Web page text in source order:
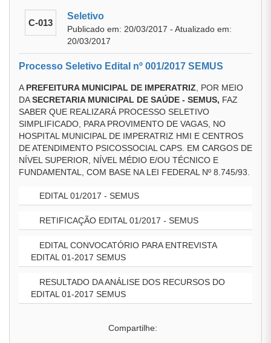
C-013
Seletivo
Publicado em: 20/03/2017 - Atualizado em:
20/03/2017
Processo Seletivo Edital nº 001/2017 SEMUS
A PREFEITURA MUNICIPAL DE IMPERATRIZ , POR MEIO
DASECRETARIA MUNICIPAL DE SAÚDE - SEMUS, FAZ
SABER QUE REALIZARÁ PROCESSO SELETIVO
SIMPLIFICADO, PARA PROVIMENTO DE VAGAS, NO
HOSPITAL MUNICIPAL DE IMPERATRIZ HMI E CENTROS
DE ATENDIMENTO PSICOSSOCIAL CAPS. EM CARGOS DE
NÍVEL SUPERIOR, NÍVEL MÉDIO E/OU TÉCNICO E
FUNDAMENTAL, COM BASE NA LEI FEDERAL Nº 8.745/93.
EDITAL 01/2017 - SEMUS
RETIFICAÇÃO EDITAL 01/2017 - SEMUS
EDITAL CONVOCATÓRIO PARA ENTREVISTA
EDITAL 01-2017 SEMUS
RESULTADO DA ANÁLISE DOS RECURSOS DO
EDITAL 01-2017 SEMUS
Compartilhe: